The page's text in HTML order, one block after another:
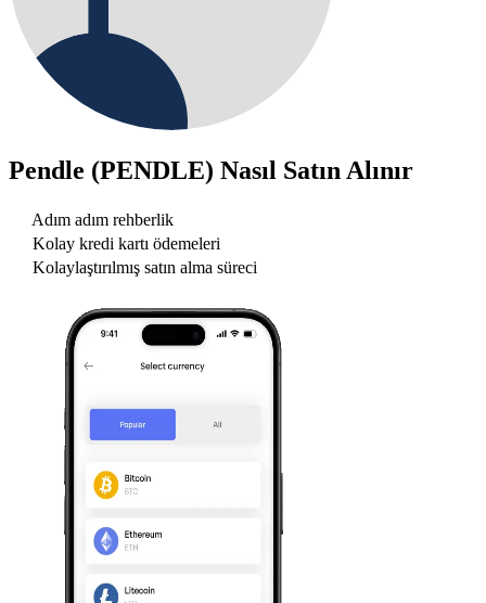
Pendle (PENDLE) Nasıl Satın Alınır
Adım adım rehberlik
Kolay kredi kartı ödemeleri
Kolaylaştırılmış satın alma süreci